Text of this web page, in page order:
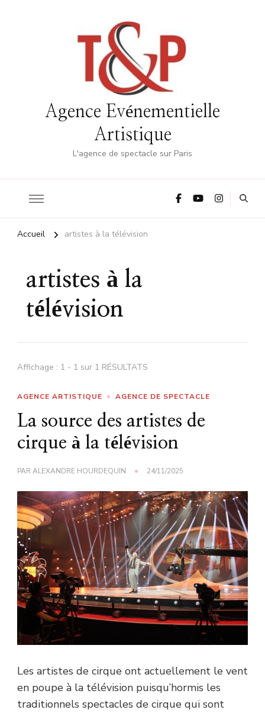
Agence Evénementielle
Artistique
L'agence de spectacle sur Paris
Accueil artistes à la télévision
artistes à la
télévision
Affichage : 1 - 1 sur 1 RÉSULTATS
AGENCE ARTISTIQUE AGENCE DE SPECTACLE
La source des artistes de
cirque à la télévision
PARALEXANDRE HOURDEQUIN 24/11/2025
Les artistes de cirque ont actuellement le vent
en poupe à la télévision puisqu’hormis les
traditionnels spectacles de cirque qui sont